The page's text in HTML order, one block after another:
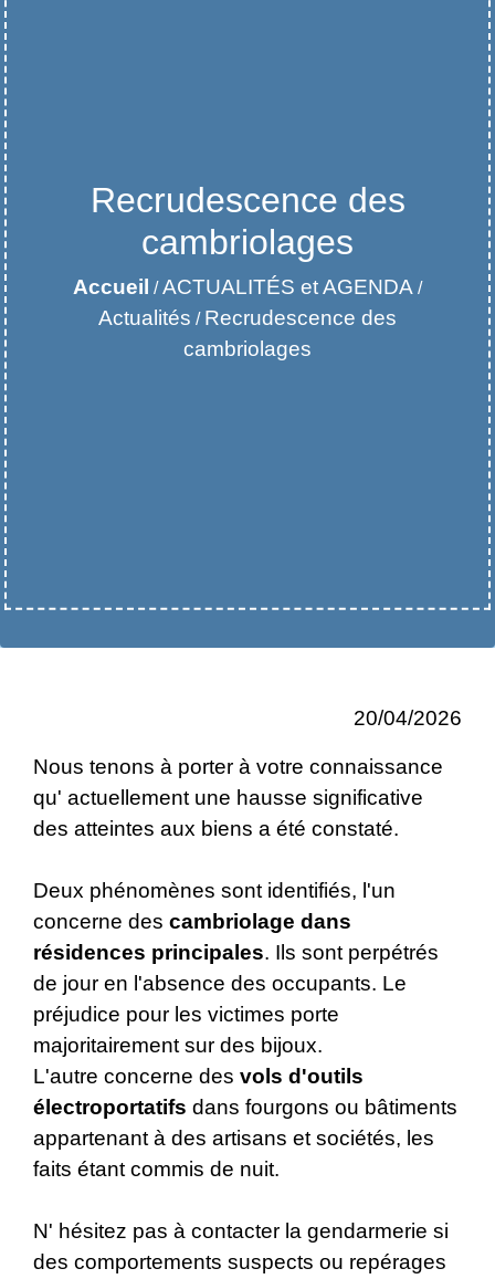
Recrudescence des
cambriolages
Accueil /ACTUALITÉS et AGENDA /
Actualités / Recrudescence des
cambriolages
20/04/2026
Nous tenons à porter à votre connaissance
qu' actuellement une hausse significative
des atteintes aux biens a été constaté.
Deux phénomènes sont identifiés, l'un
concerne des cambriolage dans
résidences principales. Ils sont perpétrés
de jour en l'absence des occupants. Le
préjudice pour les victimes porte
majoritairement sur des bijoux.
L'autre concerne des vols d'outils
électroportatifs dans fourgons ou bâtiments
appartenant à des artisans et sociétés, les
faits étant commis de nuit.
N' hésitez pas à contacter la gendarmerie si
des comportements suspects ou repérages